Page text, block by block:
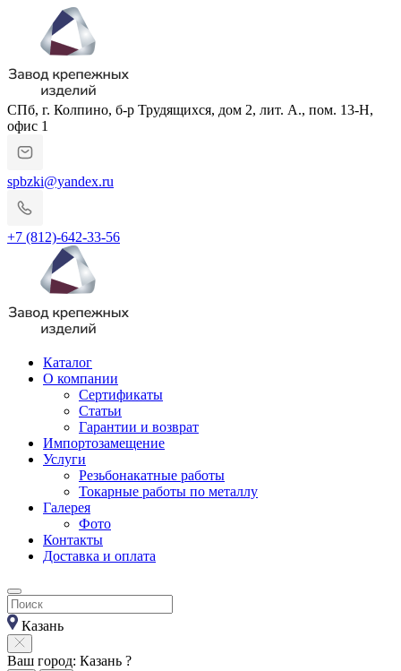
СПб, г. Колпино, б-р Трудящихся, дом 2, лит. А., пом. 13-Н,
офис 1
spbzki@yandex.ru
+7 (812)-642-33-56
Каталог
О компании
Сертификаты
Статьи
Гарантии и возврат
Импортозамещение
Услуги
Резьбонакатные работы
Токарные работы по металлу
Галерея
Фото
Контакты
Доставка и оплата
Казань
Ваш город: Казань ?